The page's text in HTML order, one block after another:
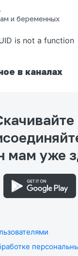
и беременных
странице
is not a function
в каналах
мам уже